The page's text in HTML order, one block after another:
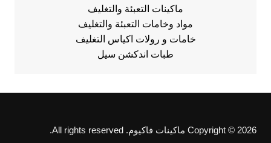
ماكينات التعبئة والتغليف
مواد وخامات التعبئة والتغليف
خامات و رولات اكياس التغليف
طبات اندكشن سيل
Copyright © 2026 ماكينات فاكيوم. All rights reserved.